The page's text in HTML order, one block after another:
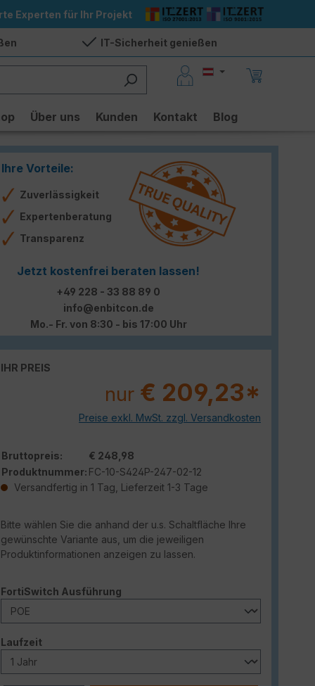
Experten für Ihr Projekt
IT-Sicherheit genießen
Über uns Kunden Kontakt Blog
Ihre Vorteile:
Zuverlässigkeit
Expertenberatung
Transparenz
Jetzt kostenfrei beraten lassen!
+49 228 - 33 88 89 0
info@enbitcon.de
Mo.- Fr. von 8:30 - bis 17:00 Uhr
IHR PREIS
nur € 209,23*
Preise exkl. MwSt. zzgl. Versandkosten
Bruttopreis:
€ 248,98
Produktnummer: FC-10-S424P-247-02-12
Versandfertig in 1 Tag, Lieferzeit 1-3 Tage
Bitte wählen Sie die anhand der u.s. Schaltfläche Ihre
gewünschte Variante aus, um die jeweiligen
Produktinformationen anzeigen zu lassen.
FortiSwitch Ausführung
Laufzeitauswählen